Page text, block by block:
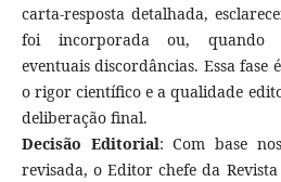
carta-resposta detalhada,
foi incorporada ou, quando
eventuais discordâncias. Essa fase
o rigor científico e a qualidade
deliberação final.
Decisão Editorial: Com base
revisada, o Editor chefe da